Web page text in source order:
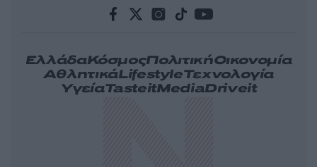
ΕλλάδαΚόσμοςΠολιτικήΟικονομία
ΑθλητικάLifestyleΤεχνολογία
ΥγείαTasteitMediaDriveit